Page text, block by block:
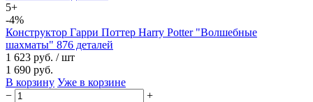
5+
-4%
Конструктор Гарри Поттер Harry Potter "Волшебные
шахматы" 876 деталей
1 623 руб. / шт
1 690 руб.
В корзину Уже в корзине
−
+